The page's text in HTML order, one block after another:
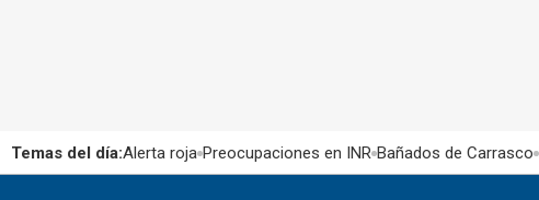
Temas del día:Alerta roja Preocupaciones en INR Bañados de Carrasco